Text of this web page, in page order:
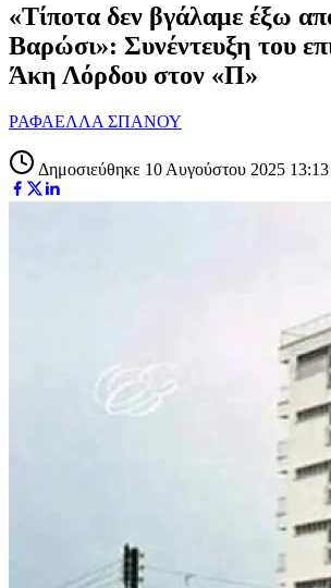
«Τίποτα δεν βγάλαμε έξω
Βαρώσι»: Συνέντευξη του
Άκη Λόρδου στον «Π»
ΡΑΦΑΕΛΛΑ ΣΠΑΝΟΥ
Δημοσιεύθηκε 10 Αυγούστου 2025 13:13